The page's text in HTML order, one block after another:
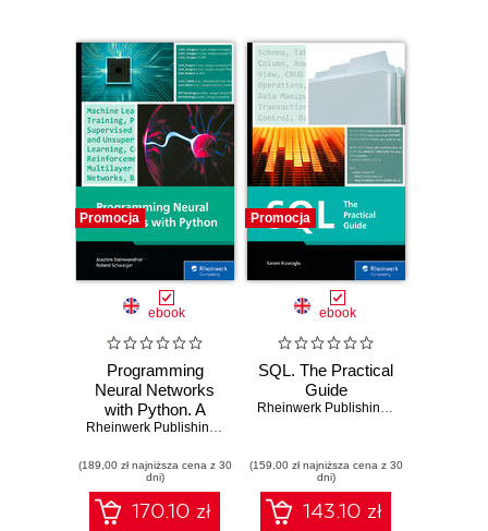
Promocja
ebook
Programming
Neural Networks
with Python. A
Practical Guide to
Deep Learning,
and TensorFlow
Rheinwerk Publishing,
(189,00 zł najniższa cena z 30
dni)
170.10 zł
Promocja
ebook
SQL. The Practical
Guide
Rheinwerk Publishing,
(159,00 zł najniższa cena z 30
dni)
143.10 zł